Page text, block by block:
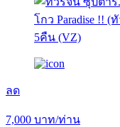
ลด
7,000 บาท/ท่าน